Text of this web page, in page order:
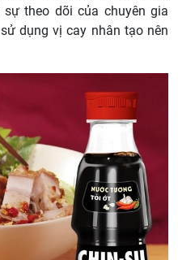
theo dõi của chuyên gia
dụng vị cay nhân tạo nên